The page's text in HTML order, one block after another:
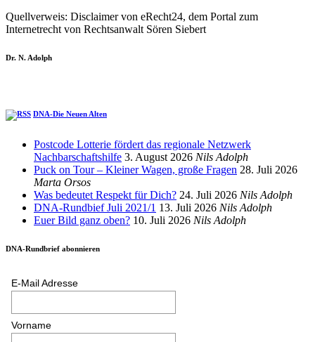
Quellverweis: Disclaimer von eRecht24, dem Portal zum
Internetrecht von Rechtsanwalt Sören Siebert
Dr. N. Adolph
DNA-Die Neuen Alten
Postcode Lotterie fördert das regionale Netzwerk
Nachbarschaftshilfe 3. August 2026 Nils Adolph
Puck on Tour – Kleiner Wagen, große Fragen 28. Juli 2026
Marta Orsos
Was bedeutet Respekt für Dich? 24. Juli 2026 Nils Adolph
DNA-Rundbief Juli 2021/1 13. Juli 2026 Nils Adolph
Euer Bild ganz oben? 10. Juli 2026 Nils Adolph
DNA-Rundbrief abonnieren
E-Mail Adresse
Vorname